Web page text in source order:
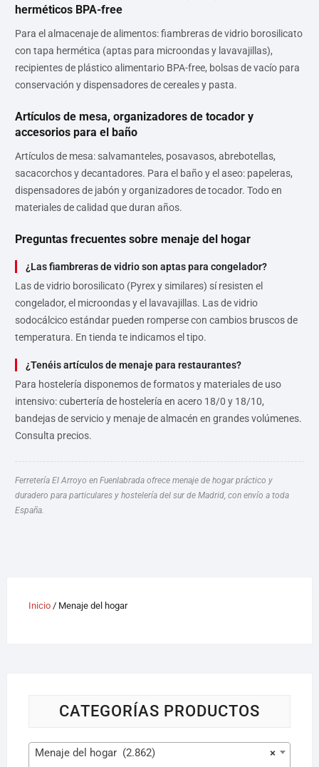
herméticos BPA-free
Para el almacenaje de alimentos: fiambreras de vidrio borosilicato
con tapa hermética (aptas para microondas y lavavajillas),
recipientes de plástico alimentario BPA-free, bolsas de vacío para
conservación y dispensadores de cereales y pasta.
Artículos de mesa, organizadores de tocador y
accesorios para el baño
Artículos de mesa: salvamanteles, posavasos, abrebotellas,
sacacorchos y decantadores. Para el baño y el aseo: papeleras,
dispensadores de jabón y organizadores de tocador. Todo en
materiales de calidad que duran años.
Preguntas frecuentes sobre menaje del hogar
¿Las fiambreras de vidrio son aptas para congelador?
Las de vidrio borosilicato (Pyrex y similares) sí resisten el
congelador, el microondas y el lavavajillas. Las de vidrio
sodocálcico estándar pueden romperse con cambios bruscos de
temperatura. En tienda te indicamos el tipo.
¿Tenéis artículos de menaje para restaurantes?
Para hostelería disponemos de formatos y materiales de uso
intensivo: cubertería de hostelería en acero 18/0 y 18/10,
bandejas de servicio y menaje de almacén en grandes volúmenes.
Consulta precios.
Ferretería El Arroyo en Fuenlabrada ofrece menaje de hogar práctico y
duradero para particulares y hostelería del sur de Madrid, con envío a toda
España.
Inicio/ Menaje del hogar
CATEGORÍAS PRODUCTOS
×
Menaje del hogar (2.862)